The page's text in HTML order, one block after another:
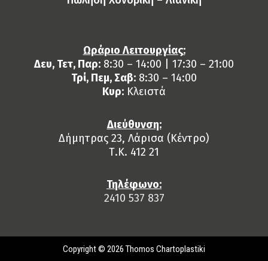
Ωράριο Λειτουργίας:
Δευ, Τετ, Παρ: 8:30 – 14:00 | 17:30 – 21:00
Τρί, Πεμ, Σαβ: 8:30 – 14:00
Κυρ: Κλειστά
Διεύθυνση:
Δήμητρας 23, Λάρισα (Κέντρο)
Τ.Κ. 412 21
Τηλέφωνο:
2410 537 837
Copyright © 2026 Thomos Chartoplastiki